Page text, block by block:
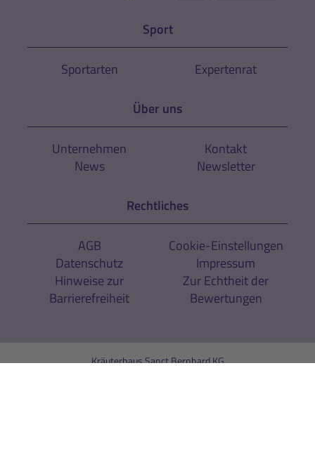
Sport
Sportarten Expertenrat
Über uns
Unternehmen
News
Kontakt
Newsletter
Rechtliches
AGB
Datenschutz
Hinweise zur
Barrierefreiheit
Cookie-Einstellungen
Impressum
Zur Echtheit der
Bewertungen
Kräuterhaus Sanct Bernhard KG